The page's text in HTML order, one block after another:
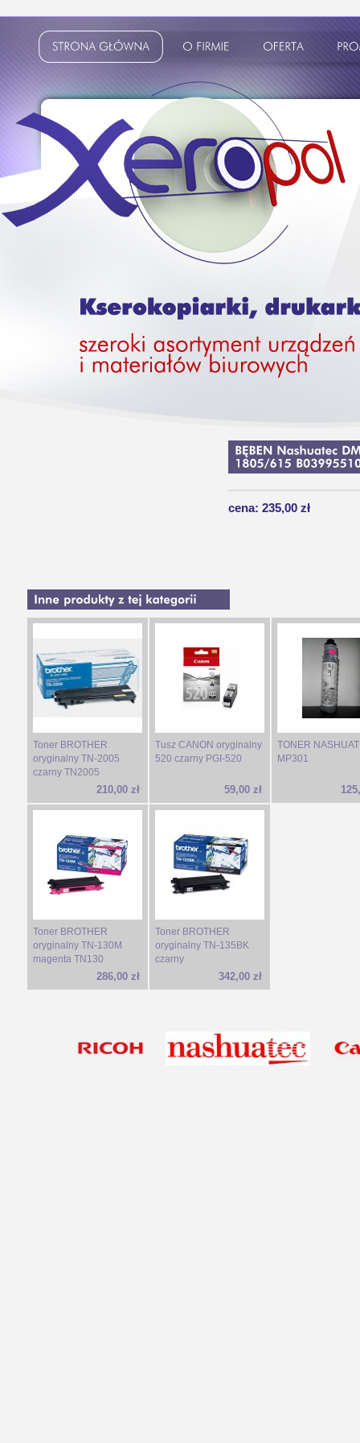
cena: 235,00 zł
Toner BROTHER
oryginalny TN-2005
czarny TN2005
210,00 zł
Tusz CANON oryginalny
520 czarny PGI-520
59,00 zł
TONER
MP301
Toner BROTHER
oryginalny TN-130M
magenta TN130
286,00 zł
Toner BROTHER
oryginalny TN-135BK
czarny
342,00 zł